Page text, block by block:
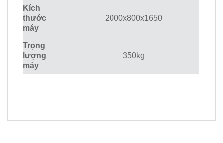
Kích
thước
máy
2000x800x1650
Trọng
lượng
máy
350kg